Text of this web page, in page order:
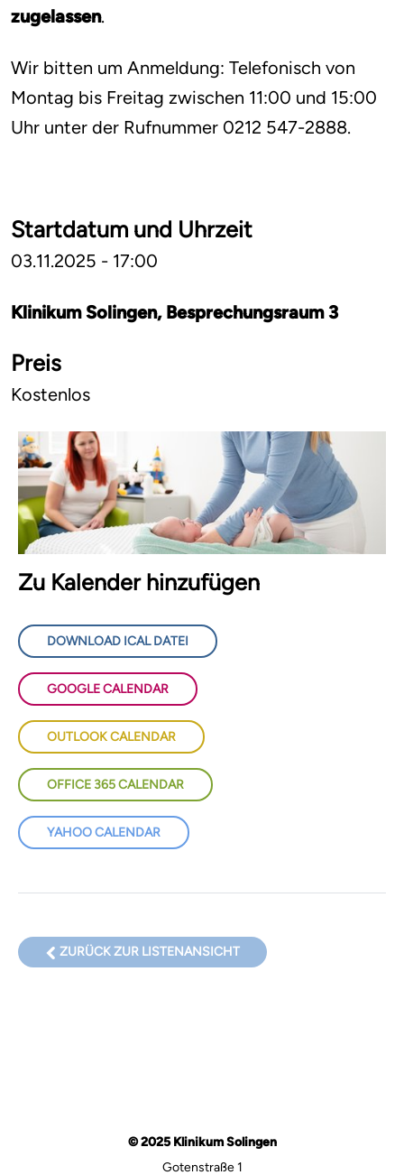
zugelassen.
Wir bitten um Anmeldung: Telefonisch von
Montag bis Freitag zwischen 11:00 und 15:00
Uhr unter der Rufnummer 0212 547-2888.
Startdatum und Uhrzeit
03.11.2025 - 17:00
Klinikum Solingen, Besprechungsraum 3
Preis
Kostenlos
Zu Kalender hinzufügen
DOWNLOAD ICAL DATEI
GOOGLE CALENDAR
OUTLOOK CALENDAR
OFFICE 365 CALENDAR
YAHOO CALENDAR
ZURÜCK ZUR LISTENANSICHT
© 2025 Klinikum Solingen
Gotenstraße 1